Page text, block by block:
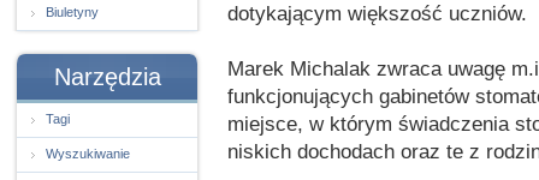
Biuletyny
Narzędzia
Tagi
Wyszukiwanie
dotykającym większość uczniów.
Marek Michalak zwraca uwagę
funkcjonujących gabinetów
miejsce, w którym świadczenia
niskich dochodach oraz te z